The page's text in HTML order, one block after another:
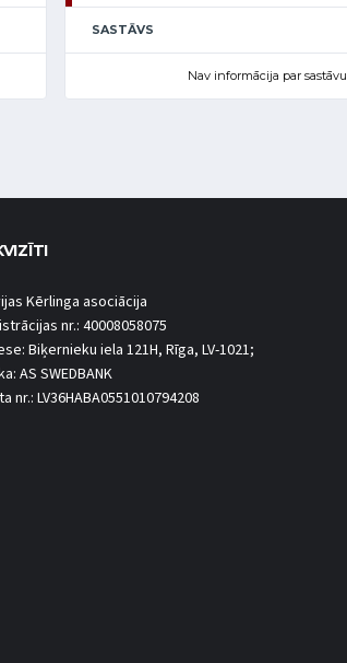
SASTĀVS
Nav informācija par sastāvu
Kērlinga asociācija
nr.: 40008058075
Biķernieku iela 121H, Rīga, LV-1021;
AS SWEDBANK
nr.: LV36HABA0551010794208